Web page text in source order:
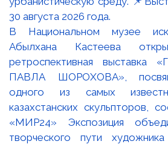
В Национальном музее
Абылхана Кастеева
ретроспективная
ПАВЛА ШОРОХОВА»,
одного из самых
казахстанских скульпторов,
«МИР24» Экспозиция
творческого пути